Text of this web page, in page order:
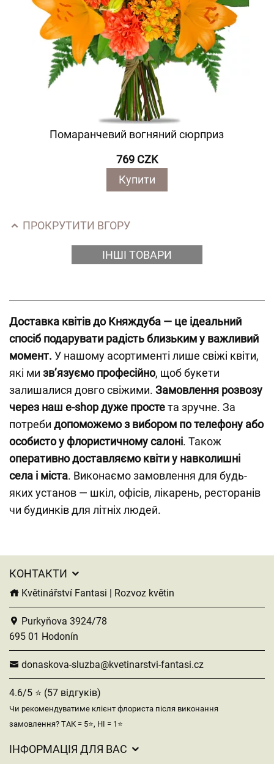
Помаранчевий вогняний сюрприз
769 CZK
Купити
ПРОКРУТИТИ ВГОРУ
ІНШІ ТОВАРИ
Доставка квітів до Княждуба — це ідеальний
спосіб подарувати радість близьким у важливий
момент. У нашому асортименті лише свіжі квіти,
які ми зв’язуємо професійно, щоб букети
залишалися довго свіжими. Замовлення розвозу
через наш e-shop дуже простета зручне. За
потреби допоможемо з вибором по телефону або
особисто у флористичному салоні. Також
оперативно доставляємо квіти у навколишні
села i міста. Виконаємо замовлення для будь-
яких установ — шкіл, офісів, лікарень, ресторанів
чи будинків для літніх людей.
КОНТАКТИ
Květinářství Fantasi | Rozvoz květin
Purkyňova 3924/78
695 01 Hodonín
donaskova-sluzba@kvetinarstvi-fantasi.cz
4.6/5 ⭐ (57 відгуків)
Чи рекомендуватиме клієнт флориста після виконання
замовлення? ТАК = 5⭐, НІ = 1⭐
ІНФОРМАЦІЯ ДЛЯ ВАС